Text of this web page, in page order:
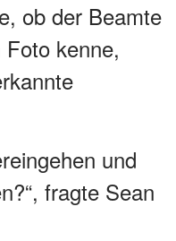
ob der Beamte
kenne,
und
fragte Sean